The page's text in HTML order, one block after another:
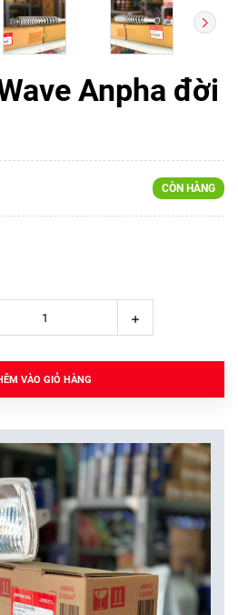
Anpha đời
CÒN HÀNG
VÀO GIỎ HÀNG